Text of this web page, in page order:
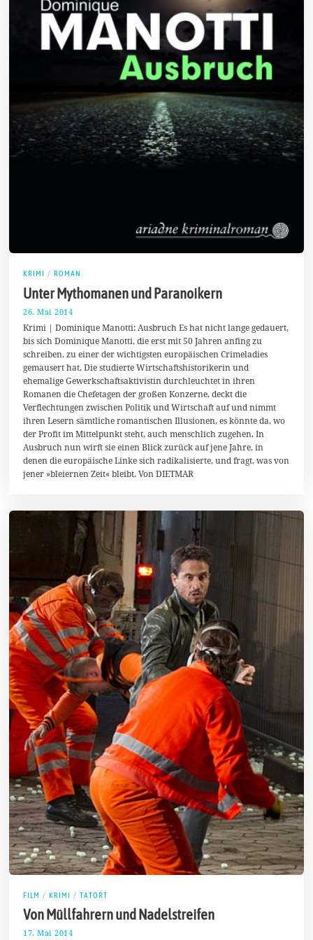
KRIMI / ROMAN
Unter Mythomanen und Paranoikern
26. Mai 2014
1
.
M
a
i
0
1
8
Krimi | Dominique Manotti: Ausbruch Es hat nicht lange gedauert,
bis sich Dominique Manotti, die erst mit 50 Jahren anfing zu
schreiben, zu einer der wichtigsten europäischen Crimeladies
gemausert hat. Die studierte Wirtschaftshistorikerin und
ehemalige Gewerkschaftsaktivistin durchleuchtet in ihren
Romanen die Chefetagen der großen Konzerne, deckt die
Verflechtungen zwischen Politik und Wirtschaft auf und nimmt
ihren Lesern sämtliche romantischen Illusionen, es könnte da, wo
der Profit im Mittelpunkt steht, auch menschlich zugehen. In
Ausbruch nun wirft sie einen Blick zurück auf jene Jahre, in
denen die europäische Linke sich radikalisierte, und fragt, was von
jener »bleiernen Zeit« bleibt. Von DIETMAR
FILM / KRIMI / TATORT
Von Müllfahrern und Nadelstreifen
17. Mai 2014